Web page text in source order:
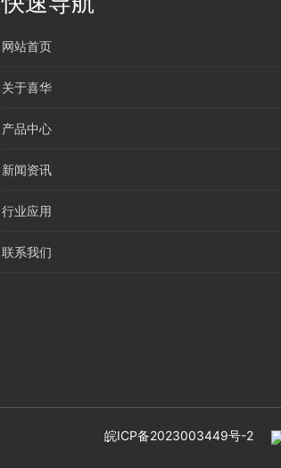
网站首页
关于喜华
产品中心
新闻资讯
行业应用
联系我们
皖ICP备2023003449号-2